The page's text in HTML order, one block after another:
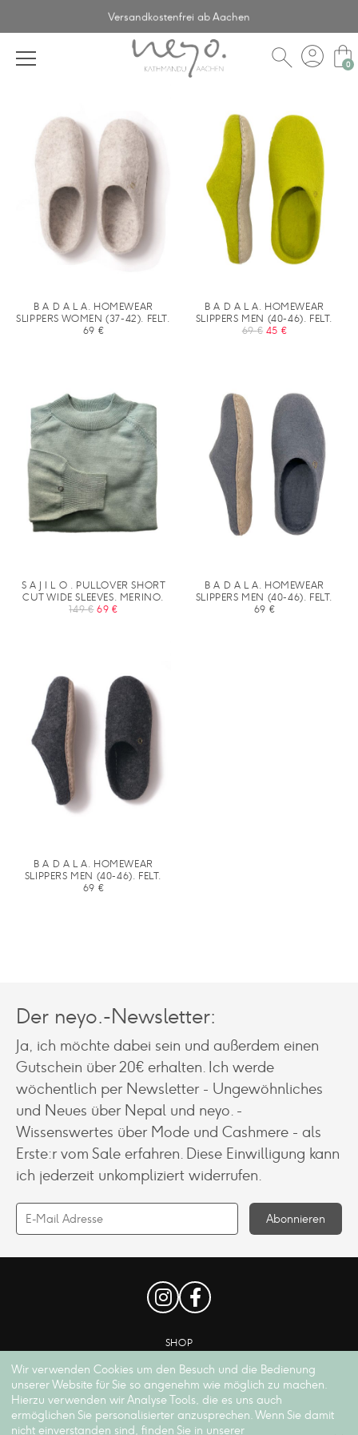
Versandkostenfrei ab Aachen
search account_circle shopping_bag
B A D A L A. HOMEWEAR
SLIPPERS WOMEN (37-42). FELT.
69 €
B A D A L A. HOMEWEAR
SLIPPERS MEN (40-46). FELT.
69€ 45 €AKTUELLER
S A J I L O . PULLOVER SHORT
CUT WIDE SLEEVES. MERINO.
149€ URSPRÜNGLICHER
69 €AKTUELLER
B A D A L A. HOMEWEAR
SLIPPERS MEN (40-46). FELT.
69 €
B A D A L A. HOMEWEAR
SLIPPERS MEN (40-46). FELT.
69 €
Der neyo.-Newsletter:
Ja, ich möchte dabei sein und außerdem einen
Gutschein über 20€ erhalten. Ich werde
wöchentlich per Newsletter - Ungewöhnliches
und Neues über Nepal und neyo. -
Wissenswertes über Mode und Cashmere - als
Erste:r vom Sale erfahren. Diese Einwilligung kann
ich jederzeit unkompliziert widerrufen.
SHOP
ZAHLUNGSARTEN
credit_card  credit_score
Wir verwenden Cookies um den Besuch und die Bedienung
unserer Website für Sie so angenehm wie möglich zu machen.
Hierzu verwenden wir Analyse Tools, die es uns auch
ermöglichen Sie personalisierter anzusprechen. Wenn Sie damit
nicht einverstanden sind, finden Sie in unserer